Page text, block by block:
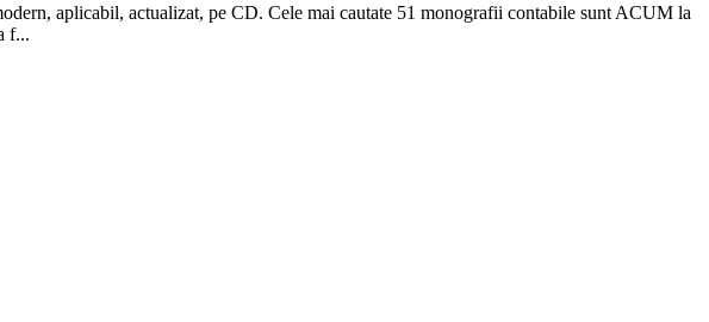
aplicabil, actualizat, pe CD. Cele mai cautate 51 monografii contabile sunt ACUM la
f...